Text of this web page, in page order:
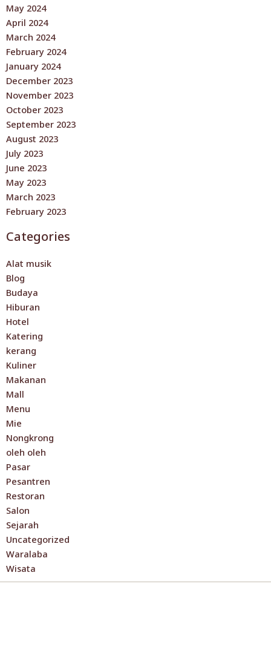
May 2024
April 2024
March 2024
February 2024
January 2024
December 2023
November 2023
October 2023
September 2023
August 2023
July 2023
June 2023
May 2023
March 2023
February 2023
Categories
Alat musik
Blog
Budaya
Hiburan
Hotel
Katering
kerang
Kuliner
Makanan
Mall
Menu
Mie
Nongkrong
oleh oleh
Pasar
Pesantren
Restoran
Salon
Sejarah
Uncategorized
Waralaba
Wisata